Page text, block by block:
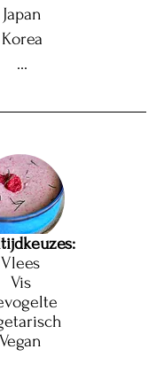
Japan
Korea
...
Vlees
Vis
Vegan